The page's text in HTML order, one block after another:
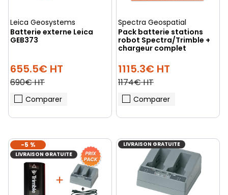
Leica Geosystems
Batterie externe Leica
GEB373
655.5€ HT
690€ HT
Comparer
Spectra Geospatial
Pack batterie stations
robot Spectra/Trimble +
chargeur complet
1115.3€ HT
1174€ HT
Comparer
-5 %
LIVRAISON GRATUITE
LIVRAISON GRATUITE